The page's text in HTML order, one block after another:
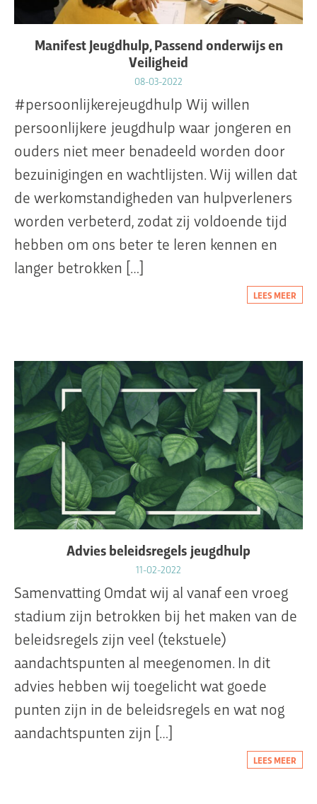
Manifest Jeugdhulp, Passend onderwijs en
Veiligheid
08-03-2022
#persoonlijkerejeugdhulp Wij willen
persoonlijkere jeugdhulp waar jongeren en
ouders niet meer benadeeld worden door
bezuinigingen en wachtlijsten. Wij willen dat
de werkomstandigheden van hulpverleners
worden verbeterd, zodat zij voldoende tijd
hebben om ons beter te leren kennen en
langer betrokken […]
LEES MEER
Advies beleidsregels jeugdhulp
11-02-2022
Samenvatting Omdat wij al vanaf een vroeg
stadium zijn betrokken bij het maken van de
beleidsregels zijn veel (tekstuele)
aandachtspunten al meegenomen. In dit
advies hebben wij toegelicht wat goede
punten zijn in de beleidsregels en wat nog
aandachtspunten zijn […]
LEES MEER